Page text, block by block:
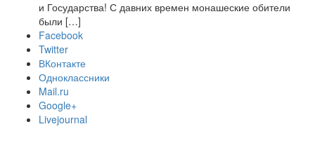
и Государства! С давних времен монашеские обители
были […]
Facebook
Twitter
ВКонтакте
Одноклассники
Mail.ru
Google+
Livejournal